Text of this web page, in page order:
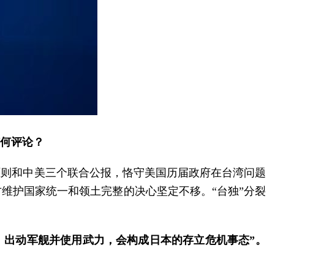
评论？
和中美三个联合公报，恪守美国历届政府在台湾问题
护国家统一和领土完整的决心坚定不移。“台独”分裂
动军舰并使用武力，会构成日本的存立危机事态”。